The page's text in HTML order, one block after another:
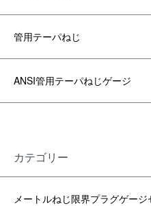
管用テーパねじ
ANSI管用テーパねじゲージ
カテゴリー
メートルねじ限界プラグゲージ